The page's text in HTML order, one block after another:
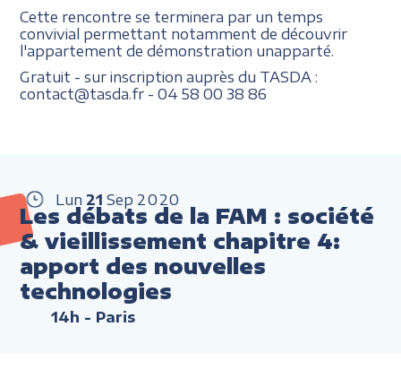
Cette rencontre se terminera par un temps
convivial permettant notamment de découvrir
l'appartement de démonstration unapparté.
Gratuit - sur inscription auprès du TASDA :
contact@tasda.fr - 04 58 00 38 86
Lun 21 Sep 2020
Les débats de la FAM : société
& vieillissement chapitre 4:
apport des nouvelles
technologies
14h - Paris